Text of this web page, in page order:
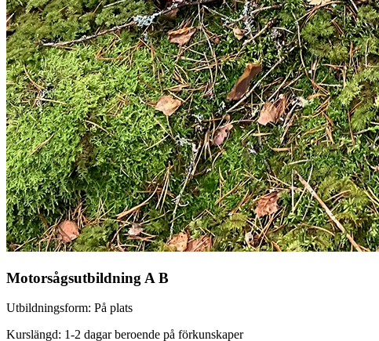
Motorsågsutbildning A B
Utbildningsform: På plats
Kurslängd: 1-2 dagar beroende på förkunskaper